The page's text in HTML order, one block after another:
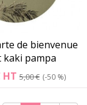
de bienvenue
kaki pampa
HT 5,00 € -50 %